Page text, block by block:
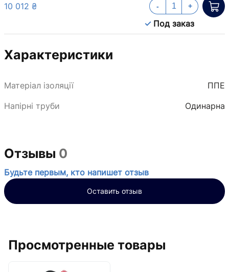
10 012 ₴
Под заказ
- +
Характеристики
Матеріал ізоляції
ППЕ
Напірні труби
Одинарна
Отзывы 0
Будьте первым, кто напишет отзыв
Оставить отзыв
Просмотренные товары